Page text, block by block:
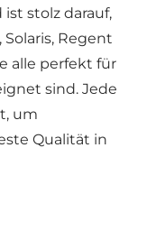
stolz darauf,
Regent
alle perfekt für
sind. Jede
um
Qualität in